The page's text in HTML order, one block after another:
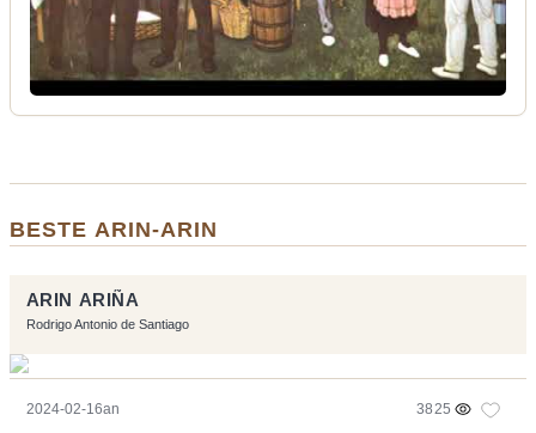
BESTE ARIN-ARIN
ARIN ARIÑA
Rodrigo Antonio de Santiago
2024-02-16an 3825